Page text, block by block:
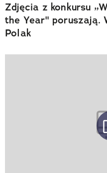
Zdjęcia z konkursu
the Year" poruszają.
Polak